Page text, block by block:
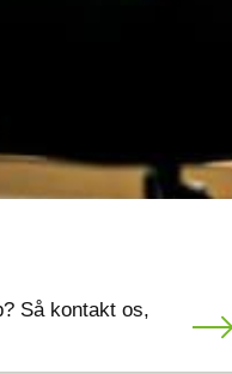
Så kontakt os,